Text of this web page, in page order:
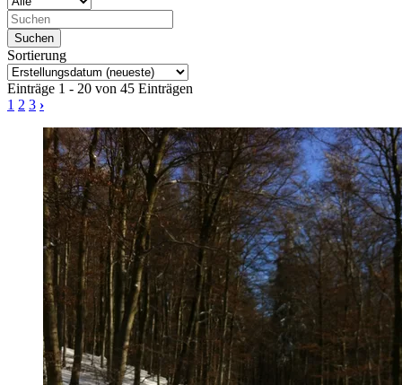
Sortierung
Einträge 1 - 20 von 45 Einträgen
1 2 3 ›